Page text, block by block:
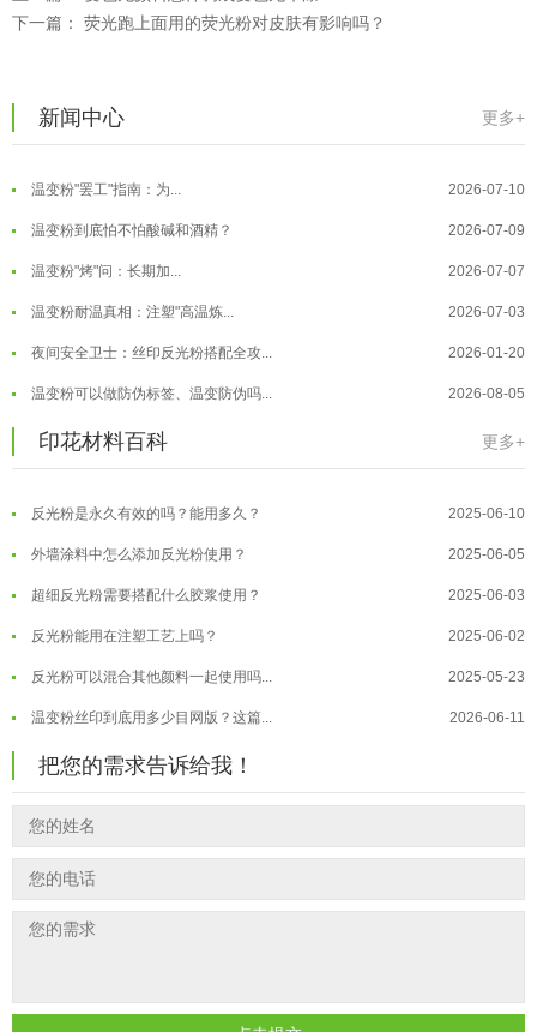
下一篇： 荧光跑上面用的荧光粉对皮肤有影响吗？
新闻中心 更多+
温变粉适合做热变还是冷变？
温变粉"罢工"指南：为... 2026-07-10
温变粉到底怕不怕酸碱和酒精？ 2026-07-09
温变粉"烤"问：长期加... 2026-07-07
温变粉耐温真相：注塑"高温炼... 2026-07-03
夜间安全卫士：丝印反光粉搭配全攻... 2026-01-20
温变粉可以做防伪标签、温变防伪吗... 2026-08-05
温变粉注塑后表面翻车？粗糙、颗粒... 2026-07-28
温变粉保质期有多久？开封后如何保... 2026-07-20
温变粉大批量保存指南｜做对这几步... 2026-07-17
温变粉"罢工"指南：为... 2026-07-10
温变粉到底怕不怕酸碱和酒精？ 2026-07-09
温变粉"烤"问：长期加... 2026-07-07
温变粉耐温真相：注塑"高温炼... 2026-07-03
夜间安全卫士：丝印反光粉搭配全攻...
印花材料百科 更多+
反光粉是永久有效的吗？能用多久？ 2025-06-10
外墙涂料中怎么添加反光粉使用？ 2025-06-05
超细反光粉需要搭配什么胶浆使用？ 2025-06-03
反光粉能用在注塑工艺上吗？ 2025-06-02
反光粉可以混合其他颜料一起使用吗... 2025-05-23
温变粉丝印到底用多少目网版？这篇... 2026-06-11
印花温变粉最适合用在什么行业上呢... 2025-06-20
油性反光粉怎么印花效果最好？
超细反光粉怎么印牢度才会更好？
反光粉是永久有效的吗？能用多久？ 2025-06-10
把您的需求告诉给我！